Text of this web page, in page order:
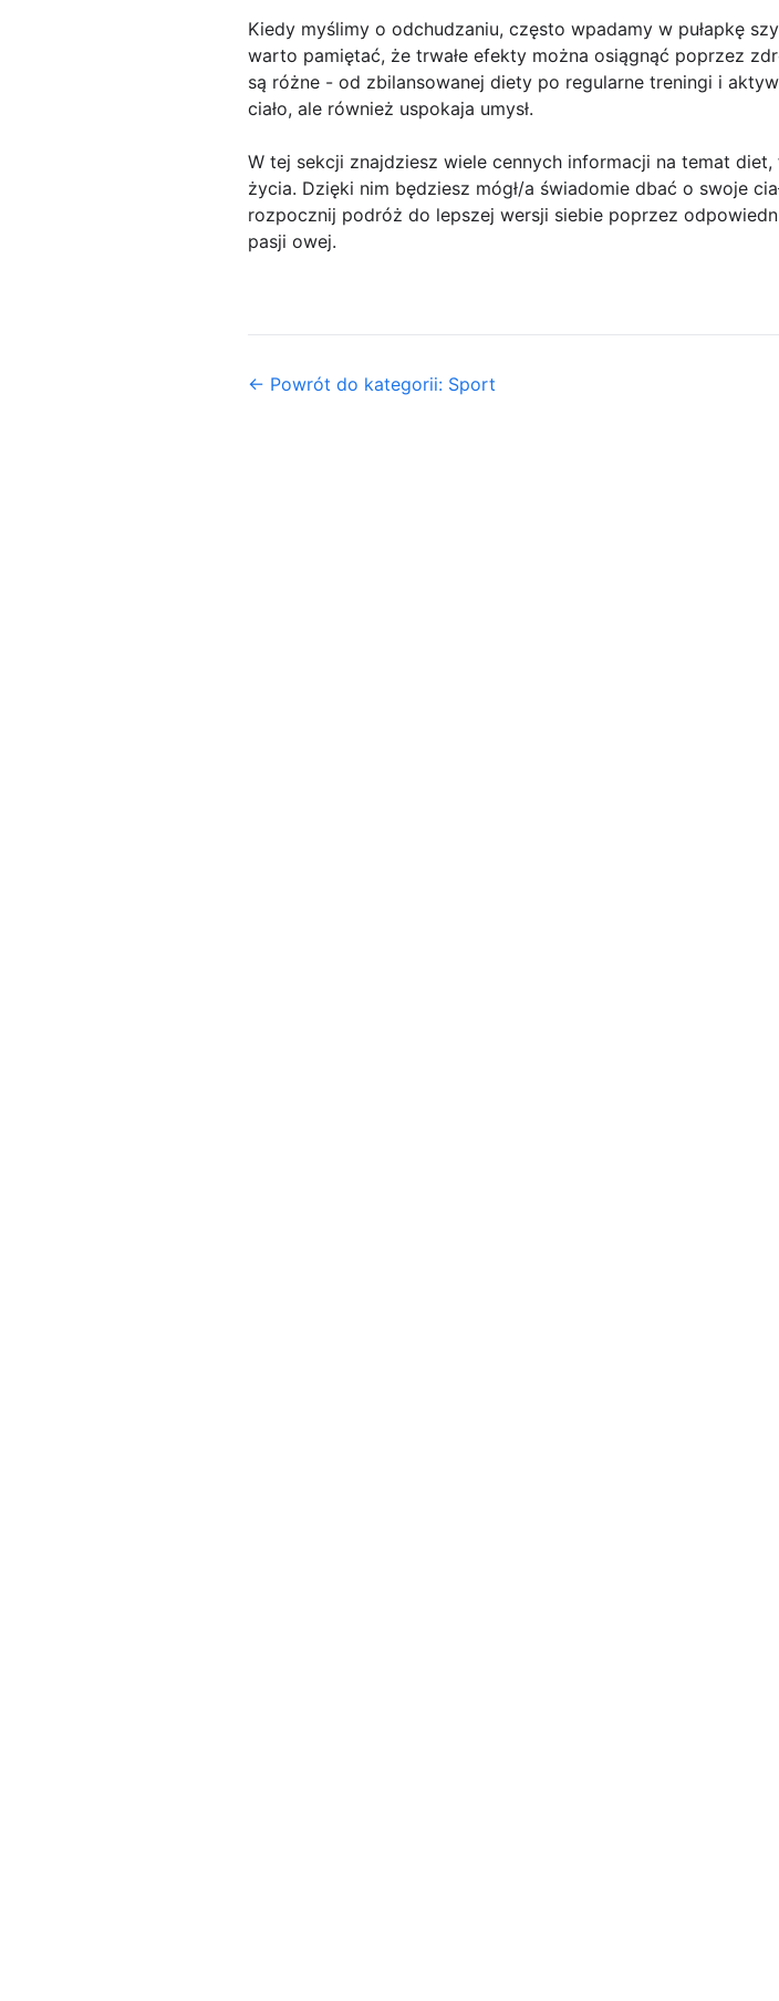
Kiedy myślimy o odchudzaniu, często wpadamy w pułapkę
warto pamiętać, że trwałe efekty można osiągnąć poprzez
są różne - od zbilansowanej diety po regularne treningi i
ciało, ale również uspokaja umysł.
W tej sekcji znajdziesz wiele cennych informacji na temat
życia. Dzięki nim będziesz mógł/a świadomie dbać o swoje
rozpocznij podróż do lepszej wersji siebie poprzez
pasji owej.
← Powrót do kategorii: Sport